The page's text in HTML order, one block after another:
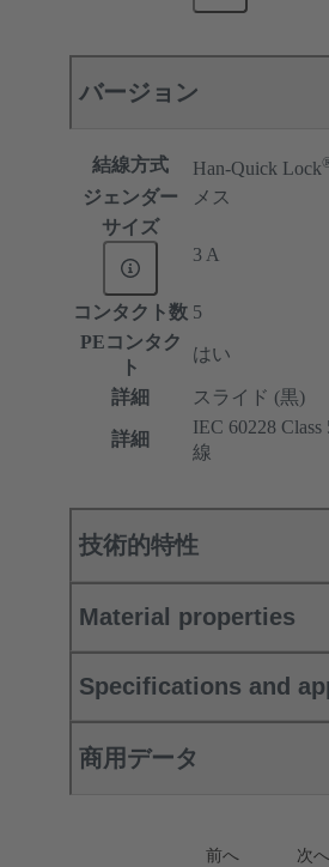
バージョン
結線方式 Han-Quick Lock
ジェンダー
メス
サイズ
3 A
コンタクト数 5
PEコンタク
ト
はい
詳細 スライド (黒)
詳細
IEC 60228
線
技術的特性
Material properties
Specifications and
商用データ
前へ 次へ